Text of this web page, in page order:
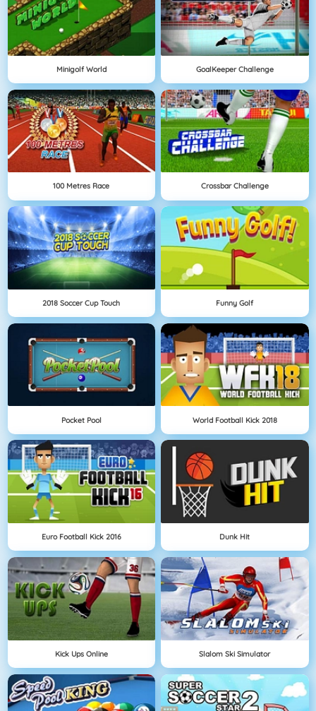
Minigolf World GoalKeeper Challenge
100 Metres Race Crossbar Challenge
2018 Soccer Cup Touch Funny Golf
Pocket Pool World Football Kick 2018
Euro Football Kick 2016 Dunk Hit
Kick Ups Online Slalom Ski Simulator